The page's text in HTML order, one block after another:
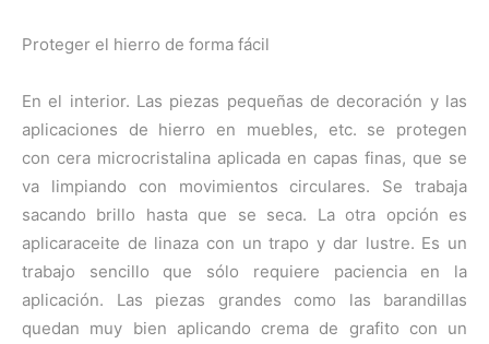
Proteger el hierro de forma fácil
En el interior. Las piezas pequeñas de decoración y las
aplicaciones de hierro en muebles, etc. se protegen
con cera microcristalina aplicada en capas finas, que se
va limpiando con movimientos circulares. Se trabaja
sacando brillo hasta que se seca. La otra opción es
aplicaraceite de linaza con un trapo y dar lustre. Es un
trabajo sencillo que sólo requiere paciencia en la
aplicación. Las piezas grandes como las barandillas
quedan muy bien aplicando crema de grafito con un